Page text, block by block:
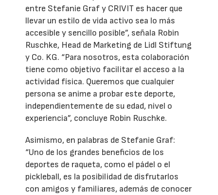
entre Stefanie Graf y CRIVIT es hacer que
llevar un estilo de vida activo sea lo más
accesible y sencillo posible”, señala Robin
Ruschke, Head de Marketing de Lidl Stiftung
y Co. KG. “Para nosotros, esta colaboración
tiene como objetivo facilitar el acceso a la
actividad física. Queremos que cualquier
persona se anime a probar este deporte,
independientemente de su edad, nivel o
experiencia”, concluye Robin Ruschke.
Asimismo, en palabras de Stefanie Graf:
“Uno de los grandes beneficios de los
deportes de raqueta, como el pádel o el
pickleball, es la posibilidad de disfrutarlos
con amigos y familiares, además de conocer